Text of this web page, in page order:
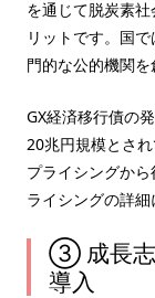
を通じて脱炭素
リットです。国
門的な公的機関を
GX経済移行債の
20兆円規模とさ
プライシングか
ライシングの詳細
③ 成長志
導入